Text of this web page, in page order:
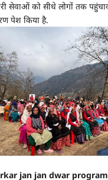
सेवाओं को सीधे लोगों तक
पेश किया है.
jan jan dwar